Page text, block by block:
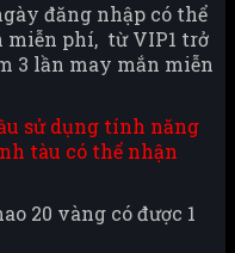
đăng nhập có thể
miễn phí, từ VIP1 trở
3 lần may mắn miễn
sử dụng tính năng
tàu có thể nhận
20 vàng có được 1